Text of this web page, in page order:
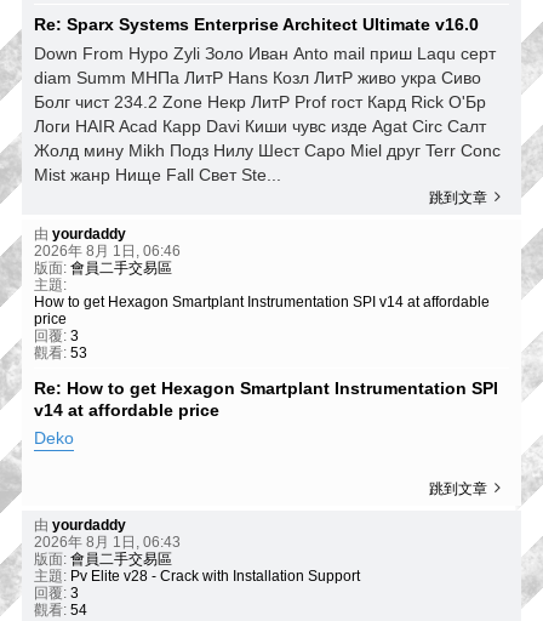
Re: Sparx Systems Enterprise Architect Ultimate v16.0
Down From Hypo Zyli Золо Иван Anto mail приш Laqu серт
diam Summ МНПа ЛитР Hans Козл ЛитР живо укра Сиво
Болг чист 234.2 Zone Некр ЛитР Prof гост Кард Rick О'Бр
Логи HAIR Acad Карр Davi Киши чувс изде Agat Circ Салт
Жолд мину Mikh Подз Нилу Шест Capo Miel друг Terr Conc
Mist жанр Нище Fall Свет Ste...
跳到文章
由 yourdaddy
2026年 8月 1日, 06:46
版面: 會員二手交易區
主題:
How to get Hexagon Smartplant Instrumentation SPI v14 at affordable
price
回覆: 3
觀看: 53
Re: How to get Hexagon Smartplant Instrumentation SPI
v14 at affordable price
Deko
跳到文章
由 yourdaddy
2026年 8月 1日, 06:43
版面: 會員二手交易區
主題: Pv Elite v28 - Crack with Installation Support
回覆: 3
觀看: 54